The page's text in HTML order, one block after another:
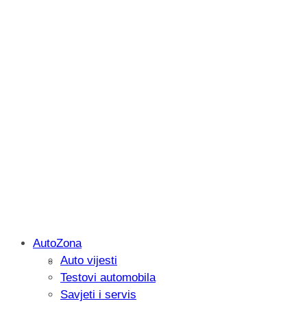
Savjetujemo: Što učiniti kada vaš
AutoZona
Auto vijesti
Testovi automobila
Savjeti i servis